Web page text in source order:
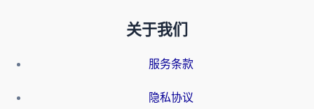
关于我们
服务条款
隐私协议